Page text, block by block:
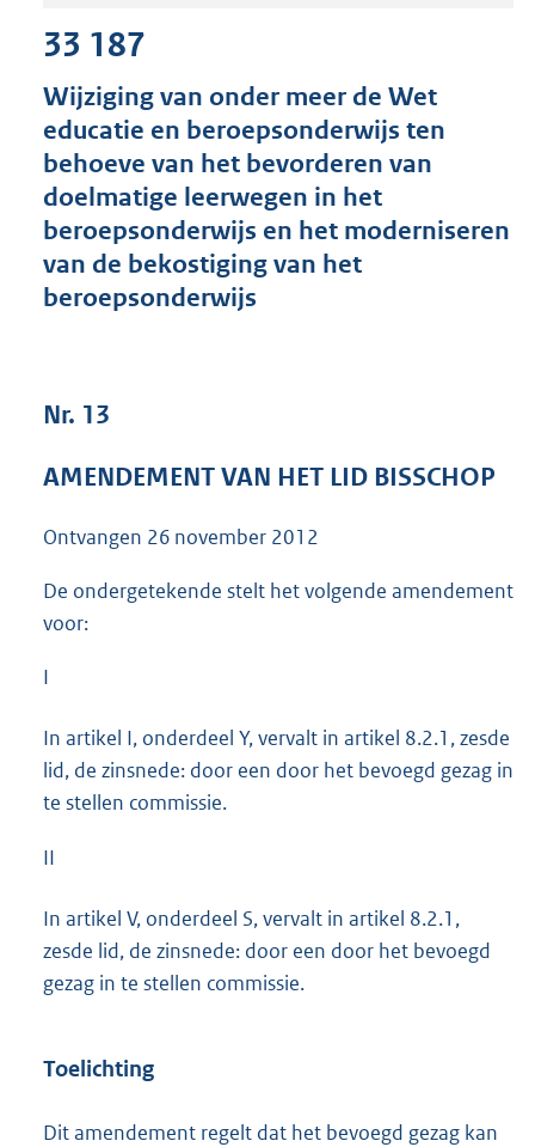
s
g
r
o
o
t
33 187
Wijziging van onder meer de Wet
educatie en beroepsonderwijs ten
behoeve van het bevorderen van
doelmatige leerwegen in het
beroepsonderwijs en het moderniseren
van de bekostiging van het
beroepsonderwijs
Nr. 13
AMENDEMENT VAN HET LID BISSCHOP
Ontvangen 26 november 2012
De ondergetekende stelt het volgende amendement
voor:
I
In artikel I, onderdeel Y, vervalt in artikel 8.2.1, zesde
lid, de zinsnede: door een door het bevoegd gezag in
te stellen commissie.
II
In artikel V, onderdeel S, vervalt in artikel 8.2.1,
zesde lid, de zinsnede: door een door het bevoegd
gezag in te stellen commissie.
Toelichting
Dit amendement regelt dat het bevoegd gezag kan